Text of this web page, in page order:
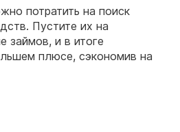
потратить на поиск
Пустите их на
займов, и в итоге
плюсе, сэкономив на